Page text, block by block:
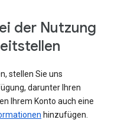
der Nutzung
stellen Sie uns
darunter Ihren
Ihrem Konto auch eine
hinzufügen.